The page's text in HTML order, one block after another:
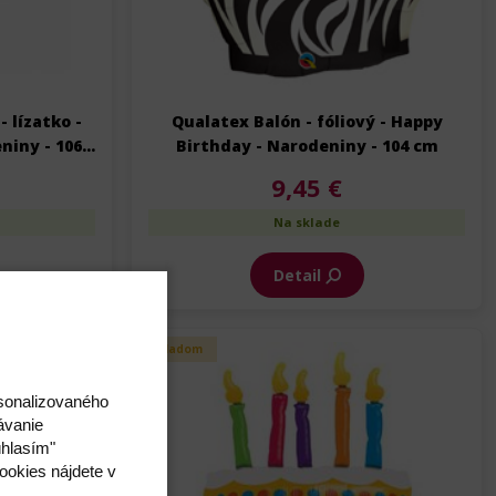
lízatko -
- 106
Qualatex Balón - fóliový - Happy
Birthday - Narodeniny - 104 cm
9,45 €
Na sklade
Detail
Skladom
nájdete v